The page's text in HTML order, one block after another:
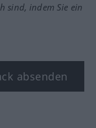
sind, indem Sie ein
absenden